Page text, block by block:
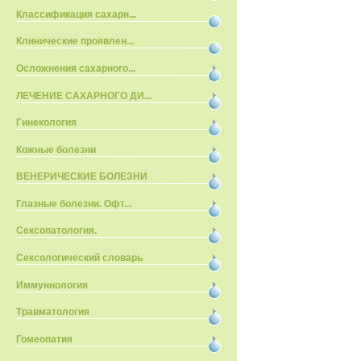
Классификация сахарн...
Клинические проявлен...
Осложнения сахарного...
ЛЕЧЕНИЕ САХАРНОГО ДИ...
Гинекология
Кожные болезни
ВЕНЕРИЧЕСКИЕ БОЛЕЗНИ
Глазные болезни. Офт...
Сексопатология.
Сексологический словарь
Иммуннология
Травматология
Гомеопатия